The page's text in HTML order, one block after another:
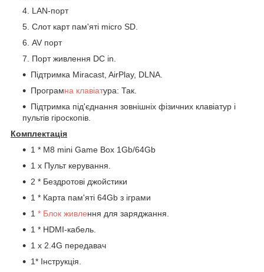
LAN-порт
Слот карт пам'яті micro SD.
AV порт
Порт живлення DC in.
Підтримка Miracast, AirPlay, DLNA.
Програмна клавіатура: Так.
Підтримка під'єднання зовнішніх фізичних клавіатур і
пультів гіроскопів.
Комплектація
1 * M8 mini Game Box 1Gb/64Gb
1 х Пульт керування.
2 * Бездротові джойстики
1 * Карта пам'яті 64Gb з іграми
1 * Блок живлення для заряджання.
1 * HDMI-кабель.
1 х 2.4G передавач
1* Інструкція.